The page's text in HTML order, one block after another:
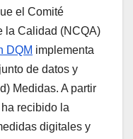
el Comité
la Calidad (NCQA)
DQM implementa
de datos y
Medidas. A partir
recibido la
digitales y